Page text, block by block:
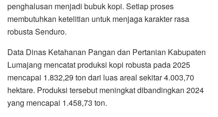
penghalusan menjadi bubuk kopi. Setiap proses
membutuhkan ketelitian untuk menjaga karakter rasa
robusta Senduro.
Data Dinas Ketahanan Pangan dan Pertanian Kabupaten
Lumajang mencatat produksi kopi robusta pada 2025
mencapai 1.832,29 ton dari luas areal sekitar 4.003,70
hektare. Produksi tersebut meningkat dibandingkan 2024
yang mencapai 1.458,73 ton.